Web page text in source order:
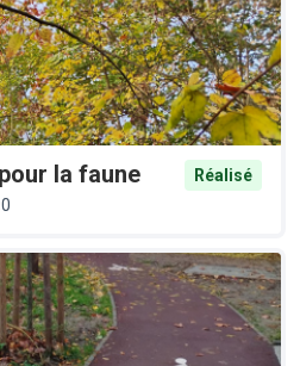
la faune
Réalisé
0